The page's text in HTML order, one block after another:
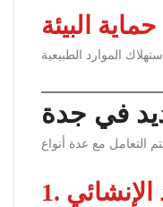
حماية البيئة
في جدة
الإنشائي